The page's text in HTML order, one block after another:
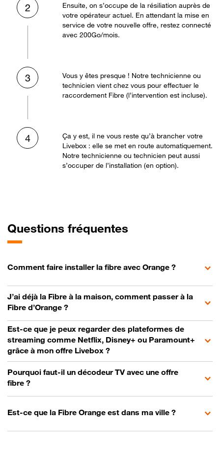
2
Ensuite, on s’occupe de la résiliation auprès de
votre opérateur actuel. En attendant la mise en
service de votre nouvelle offre, restez connecté
avec 200Go/mois.
3
Vous y êtes presque ! Notre technicienne ou
technicien vient chez vous pour effectuer le
raccordement Fibre (l’intervention est incluse).
4
Ça y est, il ne vous reste qu’à brancher votre
Livebox : elle se met en route automatiquement.
Notre technicienne ou technicien peut aussi
s’occuper de l’installation (en option).
Questions fréquentes
Comment faire installer la fibre avec Orange ?
J’ai déjà la Fibre à la maison, comment passer à la
Fibre d’Orange ?
Est-ce que je peux regarder des plateformes de
streaming comme Netflix, Disney+ ou Paramount+
grâce à mon offre Livebox ?
Pourquoi faut-il un décodeur TV avec une offre
fibre ?
Est-ce que la Fibre Orange est dans ma ville ?